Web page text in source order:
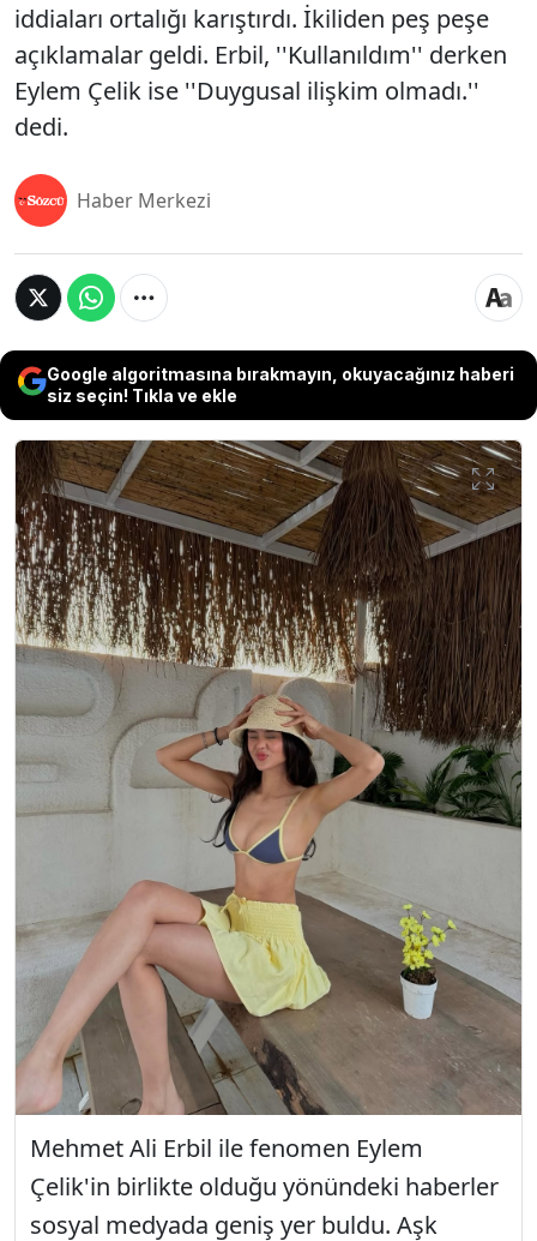
iddiaları ortalığı karıştırdı. İkiliden peş peşe
açıklamalar geldi. Erbil, ''Kullanıldım'' derken
Eylem Çelik ise ''Duygusal ilişkim olmadı.''
dedi.
Haber Merkezi
Google algoritmasına bırakmayın, okuyacağınız haberi
siz seçin! Tıkla ve ekle
Mehmet Ali Erbil ile fenomen Eylem
Çelik'in birlikte olduğu yönündeki haberler
sosyal medyada geniş yer buldu. Aşk